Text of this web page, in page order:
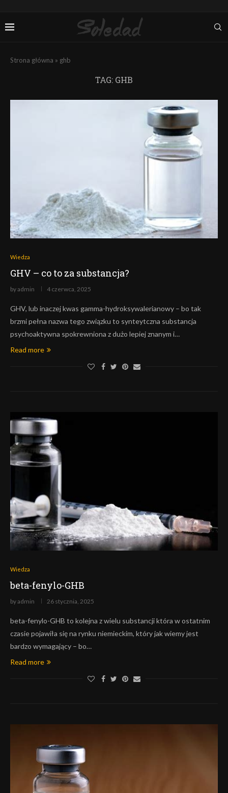
Strona główna » ghb
TAG: GHB
Wiedza
GHV – co to za substancja?
byadmin 4 czerwca, 2025
GHV, lub inaczej kwas gamma-hydroksywalerianowy – bo tak
brzmi pełna nazwa tego związku to synteytczna substancja
psychoaktywna spokrewniona z dużo lepiej znanym i…
Read more
Wiedza
beta-fenylo-GHB
byadmin 26 stycznia, 2025
beta-fenylo-GHB to kolejna z wielu substancji która w ostatnim
czasie pojawiła się na rynku niemieckim, który jak wiemy jest
bardzo wymagający – bo…
Read more